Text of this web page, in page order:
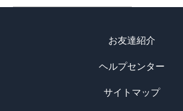
お友達紹介
ヘルプセンター
サイトマップ